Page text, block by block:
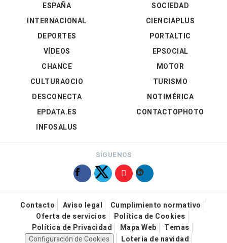
ESPAÑA
INTERNACIONAL
DEPORTES
VÍDEOS
SOCIEDAD
CIENCIAPLUS
PORTALTIC
EPSOCIAL
CHANCE
CULTURAOCIO
DESCONECTA
EPDATA.ES
INFOSALUS
MOTOR
TURISMO
NOTIMÉRICA
CONTACTOPHOTO
SÍGUENOS
Contacto Aviso legal
Cumplimiento normativo
Oferta de servicios
Política de Cookies
Política de Privacidad
Mapa Web
Temas
Configuración de Cookies
Loteria de navidad